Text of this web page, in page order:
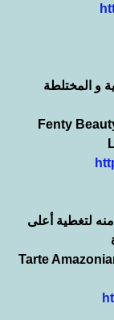
و المختلطة
Fenty
لتغطية أعلى
Tarte